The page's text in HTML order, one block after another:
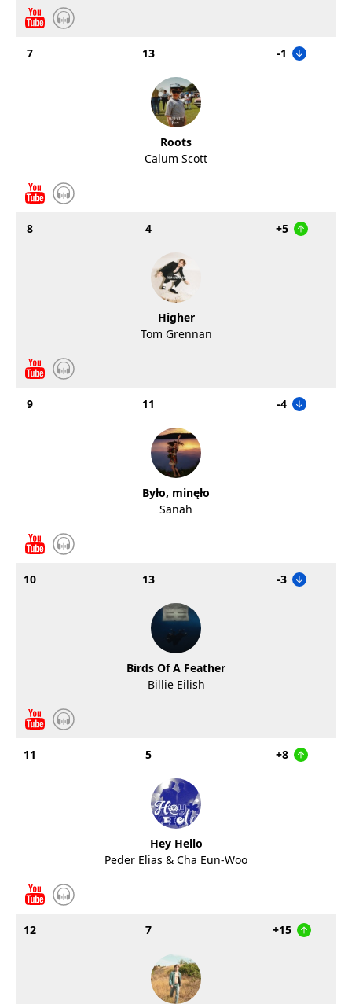
7 13 -1
Roots
Calum Scott
8 4 +5
Higher
Tom Grennan
9 11 -4
Było, minęło
Sanah
10 13 -3
Birds Of A Feather
Billie Eilish
11 5 +8
Hey Hello
Peder Elias & Cha Eun-Woo
12 7 +15